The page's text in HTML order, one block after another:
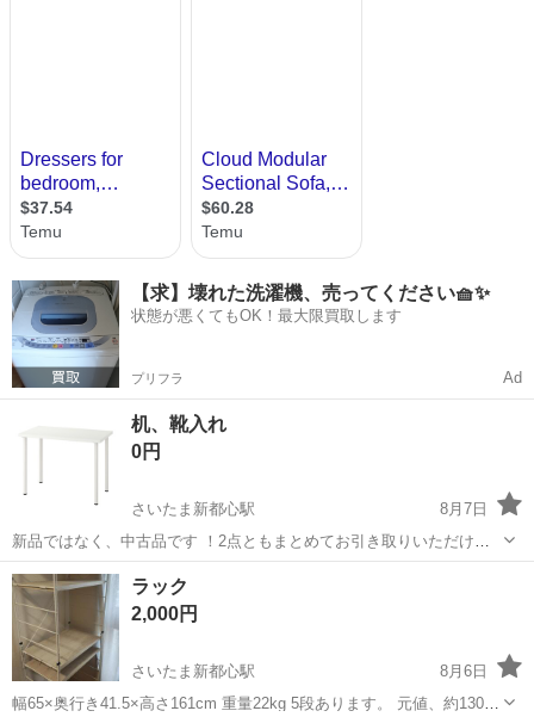
【求】壊れた洗濯機、売ってください🧺✨
状態が悪くてもOK！最大限買取します
プリフラ Ad
机、靴入れ
0円
さいたま新都心駅
8月7日
新品ではなく、中古品です ！2点ともまとめてお引き取りいただける
と幸いです。 どちらも問題なく使用できます。
埼玉 さいたま市
ラック
2,000円
さいたま新都心駅
8月6日
幅65×奥行き41.5×高さ161cm 重量22kg 5段あります。 元値、約13000